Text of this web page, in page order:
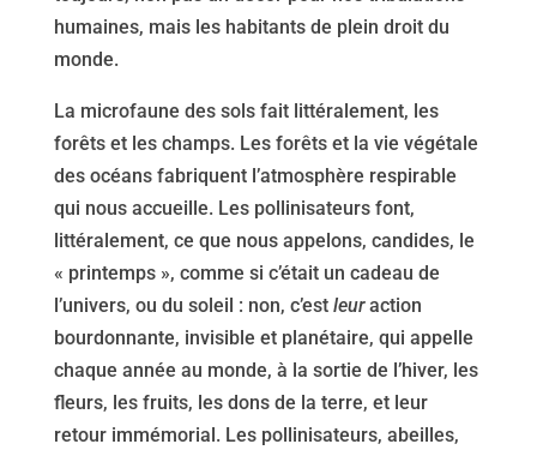
humaines, mais les habitants de plein droit du
monde.
La microfaune des sols fait littéralement, les
forêts et les champs. Les forêts et la vie végétale
des océans fabriquent l’atmosphère respirable
qui nous accueille. Les pollinisateurs font,
littéralement, ce que nous appelons, candides, le
« printemps », comme si c’était un cadeau de
l’univers, ou du soleil : non, c’est leuraction
bourdonnante, invisible et planétaire, qui appelle
chaque année au monde, à la sortie de l’hiver, les
fleurs, les fruits, les dons de la terre, et leur
retour immémorial. Les pollinisateurs, abeilles,